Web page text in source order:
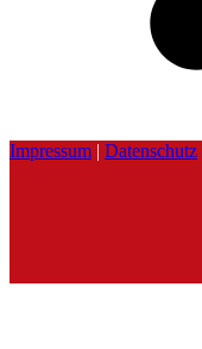
Impressum | Datenschutz